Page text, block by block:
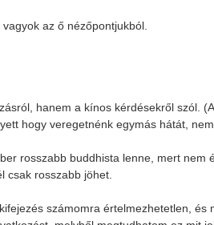
az ő nézőpontjukból.
hanem a kínos kérdésekről szól.
hogy veregetnénk egymás hátát,
rosszabb buddhista lenne, mert nem
csak rosszabb jöhet.
számomra értelmezhetetlen, és